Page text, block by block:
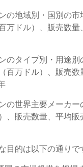
の地域別・国別の市
万ドル）、販売数量
のタイプ別・用途
百万ドル）、販売数
の世界主要メーカー
、販売数量、平均
目的は以下の通りで